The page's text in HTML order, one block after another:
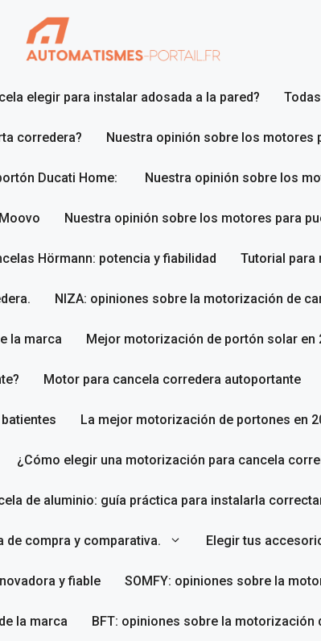
elegir para instalar adosada a la pared?
corredera? Nuestra opinión sobre los motores
Ducati Home: Nuestra opinión sobre los
Nuestra opinión sobre los motores para
Hörmann: potencia y fiabilidad Tutorial para
NIZA: opiniones sobre la motorización de
la marca Mejor motorización de portón solar en
Motor para cancela corredera autoportante
La mejor motorización de portones en
¿Cómo elegir una motorización para cancela
de aluminio: guía práctica para instalarla
de compra y comparativa. Elegir tus
y fiable SOMFY: opiniones sobre la
la marca BFT: opiniones sobre la motorización